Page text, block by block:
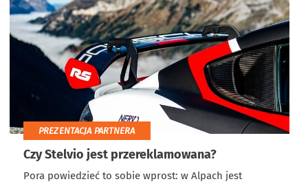
PREZENTACJA PARTNERA
Czy Stelvio jest przereklamowana?
Pora powiedzieć to sobie wprost: w Alpach jest